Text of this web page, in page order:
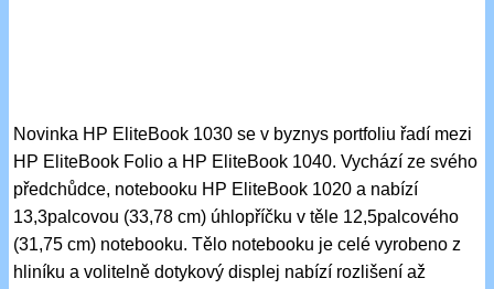
Novinka HP EliteBook 1030 se v byznys portfoliu řadí mezi
HP EliteBook Folio a HP EliteBook 1040. Vychází ze svého
předchůdce, notebooku HP EliteBook 1020 a nabízí
13,3palcovou (33,78 cm) úhlopříčku v těle 12,5palcového
(31,75 cm) notebooku. Tělo notebooku je celé vyrobeno z
hliníku a volitelně dotykový displej nabízí rozlišení až